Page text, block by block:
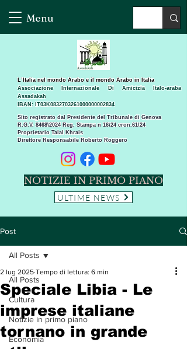
Menu
Sito registrato dal Presidente del Tribunale di Genova
R.G.V. 8468\2024 Reg. Stampa n 16\24 cron.61\24 ​
Proprietario Talal Khrais
Direttore Responsabile Roberto Roggero
L’Italia nel mondo Arabo e il mondo Arabo in Italia
Associazione Internazionale Di Amicizia Italo-araba
Assadakah
IBAN: IT03K0832703261000000002834
NOTIZIE IN PRIMO PIANO
ULTIME NEWS
Post
All Posts
Cultura
Notizie in primo piano
Economia
All Posts
Speciale Libia - Le
imprese italiane
tornano in grande
2 lug 2025 Tempo di lettura: 6 min